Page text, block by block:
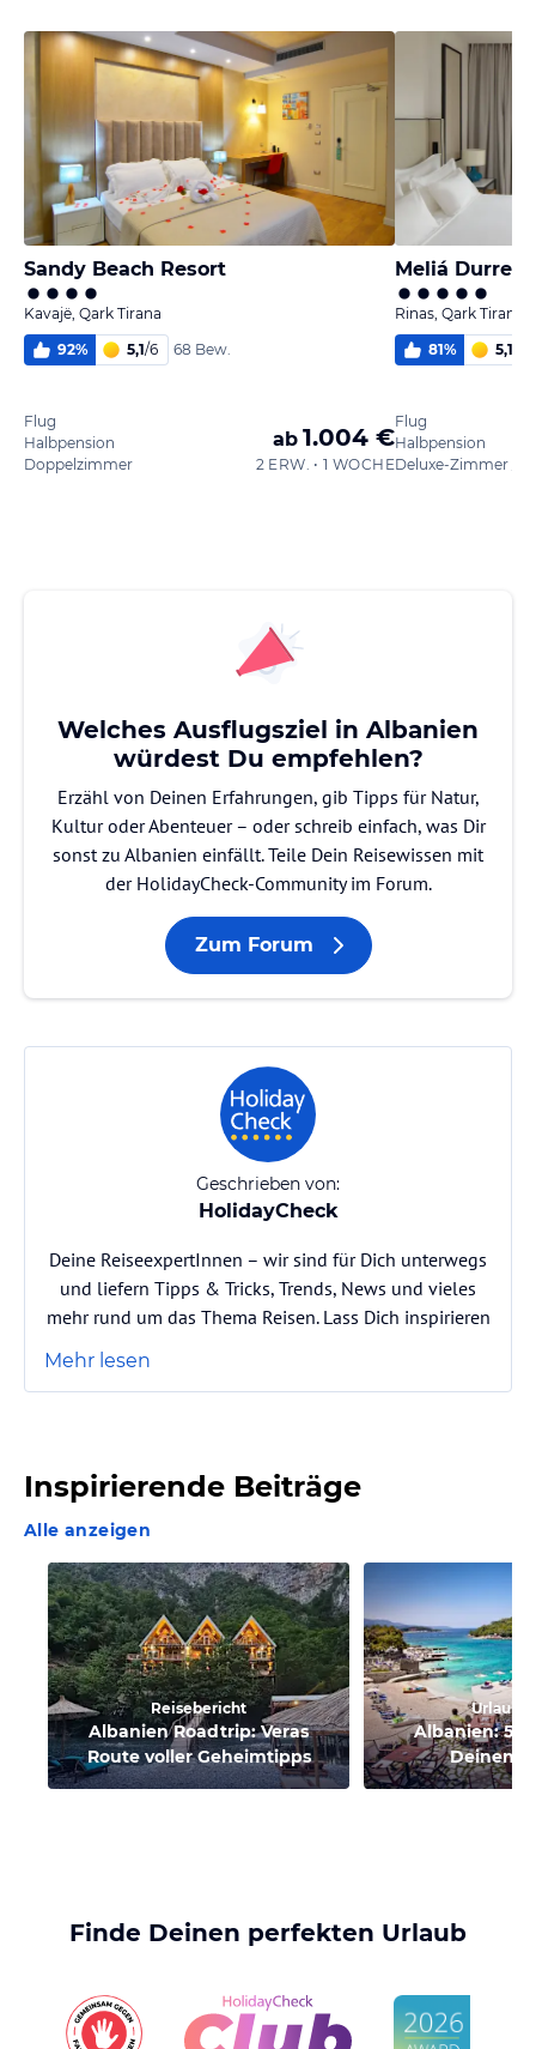
Sandy Beach Resort
Kavajë, Qark Tirana
92% 5,1/6 68 Bew.
Flug
Halbpension
Doppelzimmer
ab 1.004 €
2 ERW. • 1 WOCHE
Meliá Durres
Rinas, Qark Tirana
81% 5,1
Flug
Halbpension
Welches Ausflugsziel in Albanien
würdest Du empfehlen?
Erzähl von Deinen Erfahrungen, gib Tipps für Natur,
Kultur oder Abenteuer – oder schreib einfach, was Dir
sonst zu Albanien einfällt. Teile Dein Reisewissen mit
der HolidayCheck-Community im Forum.
Zum Forum
Geschrieben von:
HolidayCheck
Deine ReiseexpertInnen – wir sind für Dich unterwegs
und liefern Tipps & Tricks, Trends, News und vieles
mehr rund um das Thema Reisen. Lass Dich inspirieren
Mehr lesen
Inspirierende Beiträge
Alle anzeigen
Reisebericht
Albanien Roadtrip: Veras
Route voller Geheimtipps
Albanien: 5
Deinen
Finde Deinen perfekten Urlaub